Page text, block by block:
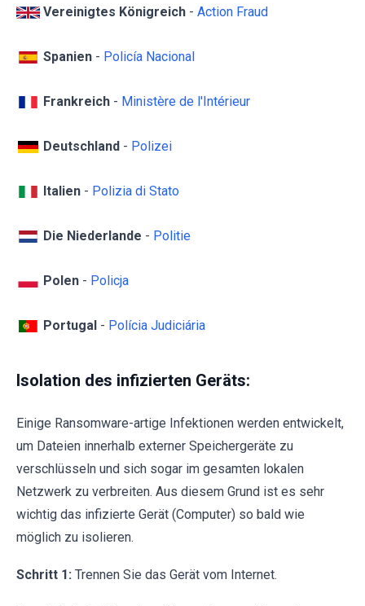
Vereinigtes Königreich - Action Fraud
Spanien - Policía Nacional
Frankreich - Ministère de l'Intérieur
Deutschland - Polizei
Italien - Polizia di Stato
Die Niederlande - Politie
Polen - Policja
Portugal - Polícia Judiciária
Isolation des infizierten Geräts:
Einige Ransomware-artige Infektionen werden entwickelt,
um Dateien innerhalb externer Speichergeräte zu
verschlüsseln und sich sogar im gesamten lokalen
Netzwerk zu verbreiten. Aus diesem Grund ist es sehr
wichtig das infizierte Gerät (Computer) so bald wie
möglich zu isolieren.
Schritt 1: Trennen Sie das Gerät vom Internet.